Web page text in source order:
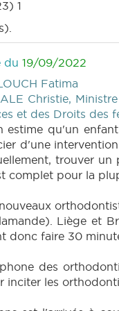
1
du 19/09/2022
Fatima
Christie,
et des Droits des
estime qu'un
d'une
trouver
complet pour la
Liège et
donc faire 30
des
inciter les